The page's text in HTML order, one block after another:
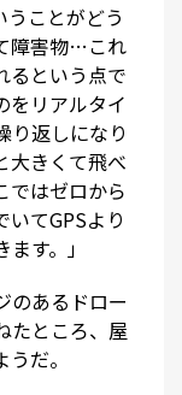
うことがどう
障害物…これ
るという点で
をリアルタイ
り返しになり
大きくて飛べ
ではゼロから
てGPSより
す。」
のあるドロー
たところ、屋
だ。